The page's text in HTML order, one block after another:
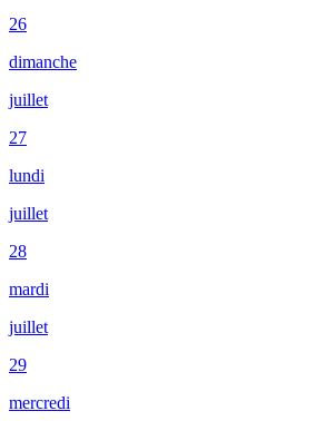
26
dimanche
juillet
27
lundi
juillet
28
mardi
juillet
29
mercredi